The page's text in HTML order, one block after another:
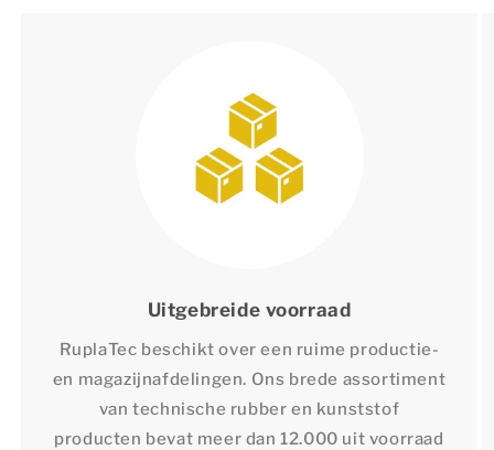
Uitgebreide voorraad
RuplaTec beschikt over een ruime productie-
en magazijnafdelingen. Ons brede assortiment
van technische rubber en kunststof
producten bevat meer dan 12.000 uit voorraad